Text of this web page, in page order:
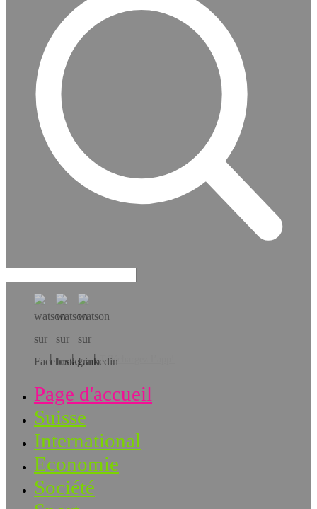
Téléchargez l’app!
Page d'accueil
Suisse
International
Economie
Société